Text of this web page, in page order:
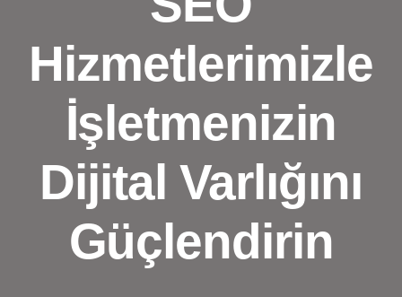
Hizmetlerimizle
İşletmenizin
Dijital Varlığını
Güçlendirin